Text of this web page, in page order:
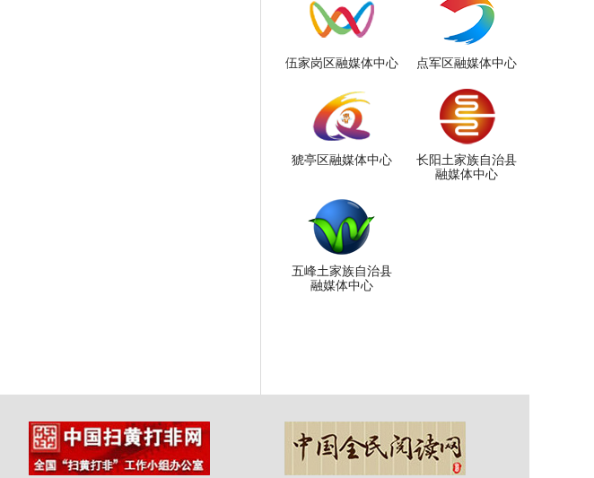
伍家岗区融媒体中心 点军区融媒体中心
猇亭区融媒体中心
长阳土家族自治县
融媒体中心
五峰土家族自治县
融媒体中心